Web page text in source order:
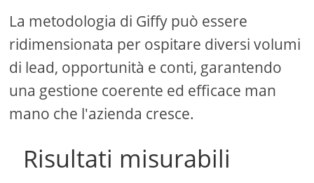
La metodologia di Giffy può essere
ridimensionata per ospitare diversi volumi
di lead, opportunità e conti, garantendo
una gestione coerente ed efficace man
mano che l'azienda cresce.
Risultati misurabili